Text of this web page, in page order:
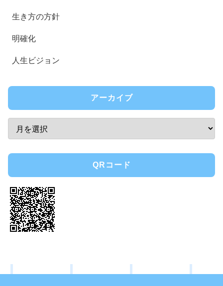
生き方の方針
明確化
人生ビジョン
アーカイブ
QRコード